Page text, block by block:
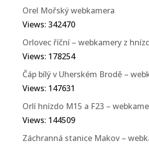
Orel Mořský webkamera
Views: 342470
Orlovec říční – webkamery z
Views: 178254
Čáp bílý v Uherském Brodě –
Views: 147631
Orlí hnízdo M15 a F23 –
Views: 144509
Záchranná stanice Makov –